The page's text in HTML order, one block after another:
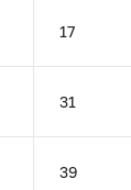
17
31
39